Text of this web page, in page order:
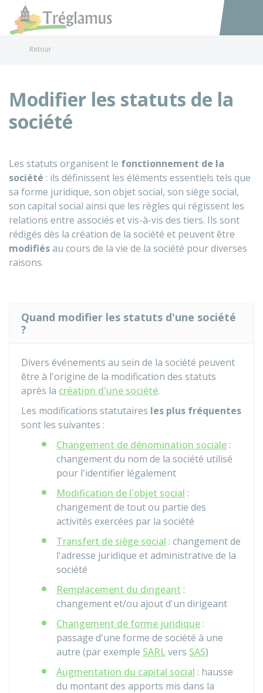
Accéder
Retour
Modifier les statuts de la
société
Les statuts organisent le fonctionnement de la
société : ils définissent les éléments essentiels tels que
sa forme juridique, son objet social, son siège social,
son capital social ainsi que les règles qui régissent les
relations entre associés et vis-à-vis des tiers. Ils sont
rédigés dès la création de la société et peuvent être
modifiésau cours de la vie de la société pour diverses
raisons.
Quand modifier les statuts d'une société
?
Divers événements au sein de la société peuvent
être à l'origine de la modification des statuts
après la création d'une société.
Les modifications statutaires les plus fréquentes
sont les suivantes :
Changement de dénomination sociale :
changement du nom de la société utilisé
pour l'identifier légalement
Modification de l'objet social :
changement de tout ou partie des
activités exercées par la société
Transfert de siège social : changement de
l'adresse juridique et administrative de la
société
Remplacement du dirigeant :
changement et/ou ajout d'un dirigeant
Changement de forme juridique :
passage d'une forme de société à une
autre (par exemple SARLvers SAS)
Augmentation du capital social : hausse
du montant des apports mis dans la